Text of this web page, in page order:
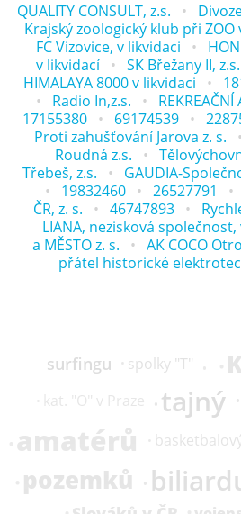
QUALITY CONSULT, z.s.
Krajský zoologický klub při
FC Vizovice, v likvidaci
v likvidací
SK Břežany II, z.s.
HIMALAYA 8000 v likvidaci
Radio In,z.s.
17155380
69174539
Proti zahušťování Jarova z. s.
Roudná z.s.
Třebeš, z.s.
GAUDIA-
19832460
26527791
ČR, z. s.
46747893
LIANA, nezisková
a MĚSTO z. s.
AK COCO
přátel historické
surfingu spolky "T"
kat. "O" v Praze tajný
amatérů
pozemků